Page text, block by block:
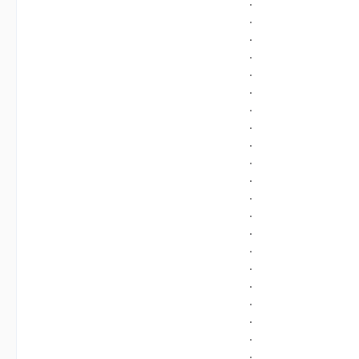
.
.
.
.
.
.
.
.
.
.
.
.
.
.
.
.
.
.
.
.